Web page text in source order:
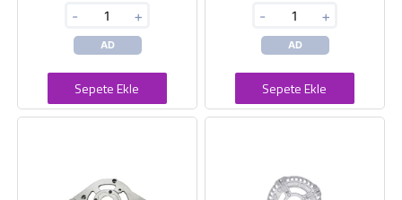
- +
AD
Sepete Ekle
- +
AD
Sepete Ekle